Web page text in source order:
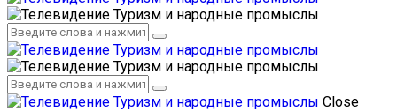
Администрация
Сотрудники
Администрация
Сотрудники
Close